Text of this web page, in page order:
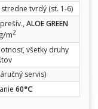
tvrdý (st. 1-6)
ALOE GREEN
m2
všetky druhy
servis)
60°C